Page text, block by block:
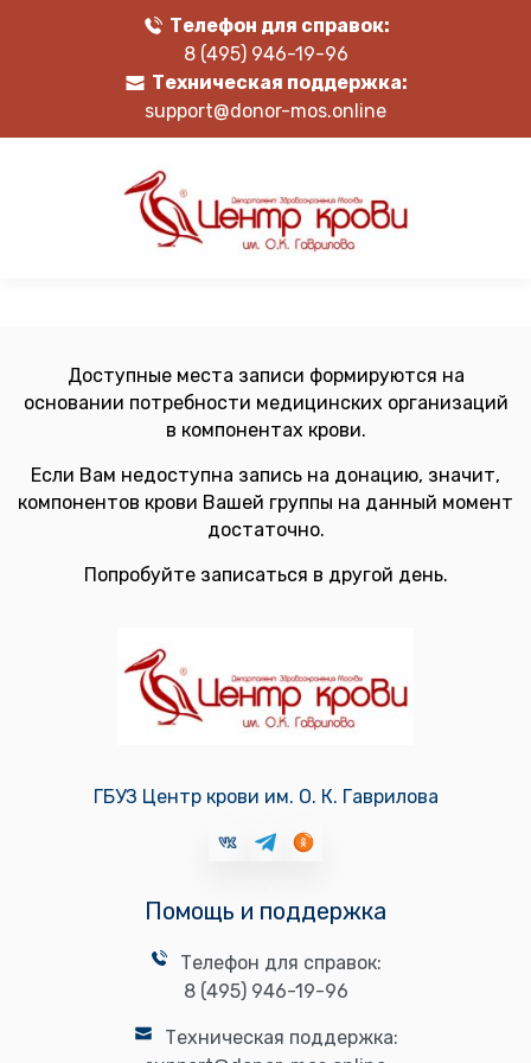
Телефон для справок:
8 (495) 946-19-96
Техническая поддержка:
support@donor-mos.online
Доступные места записи формируются на
основании потребности медицинских организаций
в компонентах крови.
Если Вам недоступна запись на донацию, значит,
компонентов крови Вашей группы на данный момент
достаточно.
Попробуйте записаться в другой день.
ГБУЗ Центр крови им. О. К. Гаврилова
Помощь и поддержка
Телефон для справок:
8 (495) 946-19-96
Техническая поддержка: